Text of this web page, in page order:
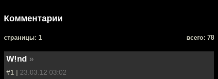
Комментарии
cтраницы: 1 всего: 78
W!nd »
#1 | 23.03.12 03:02